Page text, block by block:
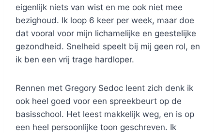
eigenlijk niets van wist en me ook niet mee
bezighoud. Ik loop 6 keer per week, maar doe
dat vooral voor mijn lichamelijke en geestelijke
gezondheid. Snelheid speelt bij mij geen rol, en
ik ben een vrij trage hardloper.
Rennen met Gregory Sedoc leent zich denk ik
ook heel goed voor een spreekbeurt op de
basisschool. Het leest makkelijk weg, en is op
een heel persoonlijke toon geschreven. Ik